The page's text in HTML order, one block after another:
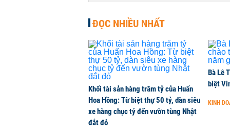
Dòng tiền ngoại bất ngờ trở lại
CHỨNG KHOÁN - 1 phút trước
Kiến nghị đưa người bán hàng
THỜI SỰ - 1 phút trước
TikToker Khánh Sky, Vua Quạt,
ĐỌC NHIỀU NHẤT
Khối tài sản hàng trăm tỷ của Huấn
Hoa Hồng: Từ biệt thự 50 tỷ, dàn siêu
xe hàng chục tỷ đến vườn tùng Nhật
đắt đỏ
Bà Lê
biệt
KINH